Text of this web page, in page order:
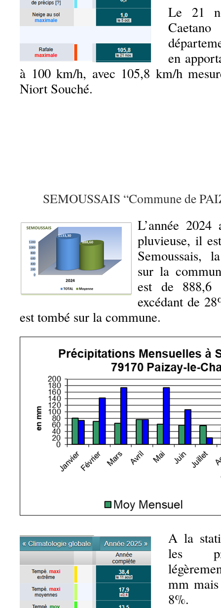
Le 21
en
à 100 km/h, avec 105,8 km/h
Niort Souché.
SEMOUSSAIS “Commune de
L’année
pluvieuse, il
Semoussais,
sur la
est de 888,6
excédant de
est tombé sur la commune.
A la
les
mm
8%.